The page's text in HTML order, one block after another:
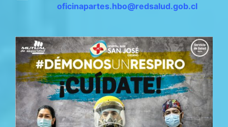
oficinapartes.hbo@redsalud.gob.cl